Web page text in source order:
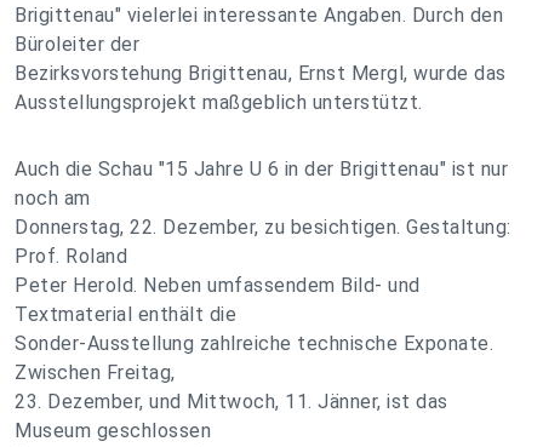
Brigittenau" vielerlei interessante Angaben. Durch den
Büroleiter der
Bezirksvorstehung Brigittenau, Ernst Mergl, wurde das
Ausstellungsprojekt maßgeblich unterstützt.
Auch die Schau "15 Jahre U 6 in der Brigittenau" ist nur
noch am
Donnerstag, 22. Dezember, zu besichtigen. Gestaltung:
Prof. Roland
Peter Herold. Neben umfassendem Bild- und
Textmaterial enthält die
Sonder-Ausstellung zahlreiche technische Exponate.
Zwischen Freitag,
23. Dezember, und Mittwoch, 11. Jänner, ist das
Museum geschlossen